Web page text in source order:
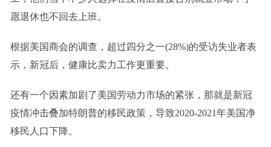
愿退休也不回去上班。
根据美国商会的调查，超过四分之一(28%)的受访失业者表
示，新冠后，健康比卖力工作更重要。
还有一个因素加剧了美国劳动力市场的紧张，那就是新冠
疫情冲击叠加特朗普的移民政策，导致2020-2021年美国净
移民人口下降。